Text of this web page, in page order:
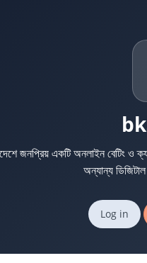
জনপ্রিয় একটি অনলাইন বেটিং ও
অন্যান্য
Log in